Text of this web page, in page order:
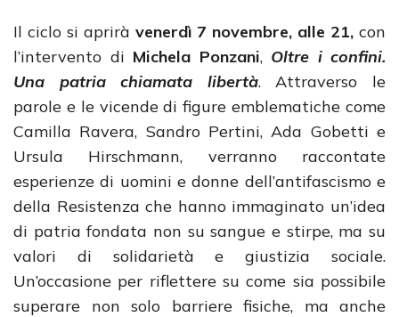
Il ciclo si aprirà venerdì 7 novembre, alle 21,con
l’intervento di Michela Ponzani, Oltre i confini.
Una patria chiamata libertà. Attraverso le
parole e le vicende di figure emblematiche come
Camilla Ravera, Sandro Pertini, Ada Gobetti e
Ursula Hirschmann, verranno raccontate
esperienze di uomini e donne dell’antifascismo e
della Resistenza che hanno immaginato un’idea
di patria fondata non su sangue e stirpe, ma su
valori di solidarietà e giustizia sociale.
Un’occasione per riflettere su come sia possibile
superare non solo barriere fisiche, ma anche